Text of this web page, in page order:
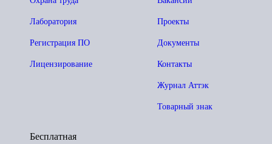
Проекты
Документы
Контакты
Журнал Аттэк
Товарный знак
Лаборатория
Регистрация ПО
Лицензирование
Бесплатная